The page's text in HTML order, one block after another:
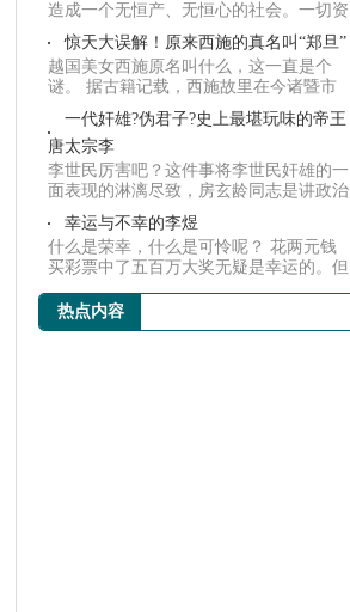
造成一个无恒产、无恒心的社会。一切资
源集中...
惊天大误解！原来西施的真名叫“郑旦”
越国美女西施原名叫什么，这一直是个
谜。 据古籍记载，西施故里在今诸暨市
城南苎萝山...
一代奸雄?伪君子?史上最堪玩味的帝王
唐太宗李
李世民厉害吧？这件事将李世民奸雄的一
面表现的淋漓尽致，房玄龄同志是讲政治
的，不敢...
幸运与不幸的李煜
什么是荣幸，什么是可怜呢？ 花两元钱
买彩票中了五百万大奖无疑是幸运的。但
热点内容